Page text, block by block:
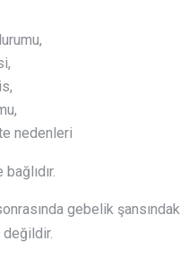
nedenleri
gebelik
değildir.